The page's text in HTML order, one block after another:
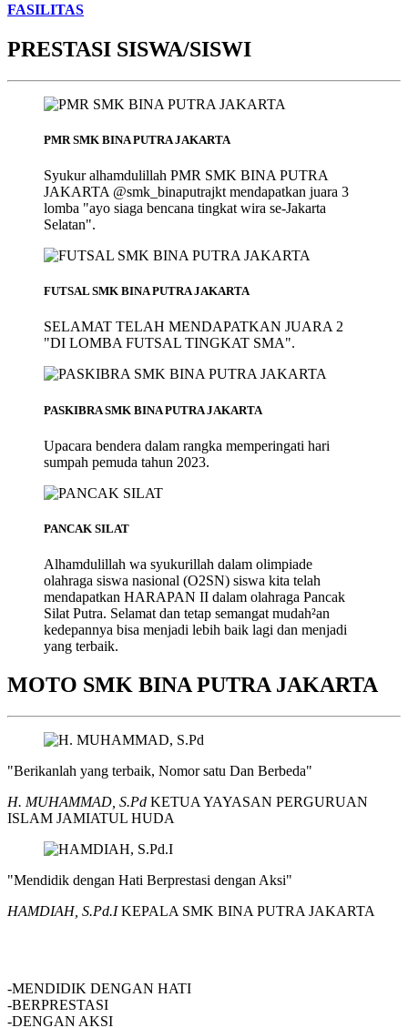
FASILITAS
PRESTASI SISWA/SISWI
PMR SMK BINA PUTRA JAKARTA
Syukur alhamdulillah PMR SMK BINA PUTRA
JAKARTA @smk_binaputrajkt mendapatkan juara 3
lomba "ayo siaga bencana tingkat wira se-Jakarta
Selatan".
FUTSAL SMK BINA PUTRA JAKARTA
SELAMAT TELAH MENDAPATKAN JUARA 2
"DI LOMBA FUTSAL TINGKAT SMA".
PASKIBRA SMK BINA PUTRA JAKARTA
Upacara bendera dalam rangka memperingati hari
sumpah pemuda tahun 2023.
PANCAK SILAT
Alhamdulillah wa syukurillah dalam olimpiade
olahraga siswa nasional (O2SN) siswa kita telah
mendapatkan HARAPAN II dalam olahraga Pancak
Silat Putra. Selamat dan tetap semangat mudah²an
kedepannya bisa menjadi lebih baik lagi dan menjadi
yang terbaik.
MOTO SMK BINA PUTRA JAKARTA
"Berikanlah yang terbaik, Nomor satu Dan Berbeda"
H. MUHAMMAD, S.Pd KETUA YAYASAN PERGURUAN
ISLAM JAMIATUL HUDA
"Mendidik dengan Hati Berprestasi dengan Aksi"
HAMDIAH, S.Pd.IKEPALA SMK BINA PUTRA JAKARTA
-MENDIDIK DENGAN HATI
-BERPRESTASI
-DENGAN AKSI